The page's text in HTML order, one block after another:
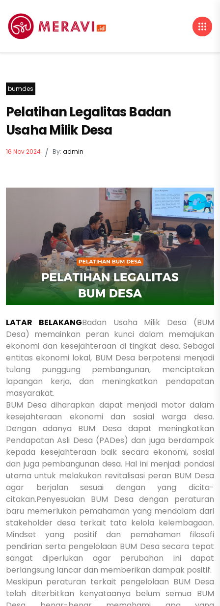
bumdes
Pelatihan Legalitas Badan
Usaha Milik Desa
16 Nov 2024 / By: admin
LATAR BELAKANGBadan Usaha Milik Desa (BUM
Desa) memainkan peran kunci dalam memajukan
ekonomi dan kesejahteraan di tingkat desa. Sebagai
entitas ekonomi lokal, BUM Desa berpotensi menjadi
tulang punggung pembangunan, menciptakan
lapangan kerja, dan meningkatkan pendapatan
masyarakat.
BUM Desa diharapkan dapat menjadi motor dalam
kesejahteraan ekonomi dan sosial warga desa.
Dengan adanya BUM Desa dapat meningkatkan
Pendapatan Asli Desa (PADes) dan juga berdampak
kepada kesejahteraan baik secara ekonomi, sosial
dan juga pembangunan desa. Hal ini menjadi pondasi
utama untuk melakukan revitalisasi peran BUM Desa
agar berjalan sesuai dengan yang dicita-
citakan.Penyesuaian BUM Desa dengan peraturan
baru memerlukan pemahaman yang mendalam dari
stakeholder desa terkait tata kelola kelembagaan.
Mindset yang positif dan pemahaman filosofi
pendirian serta pengelolaan BUM Desa secara tepat
sangat diperlukan agar perubahan ini dapat
berlangsung lancar dan memberikan dampak positif.
Meskipun peraturan terkait pengelolaan BUM Desa
telah diterbitkan kenyataanya belum semua BUM